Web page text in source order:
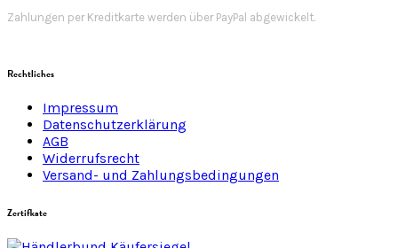
Zahlungen per Kreditkarte werden über PayPal abgewickelt.
Rechtliches
Impressum
Datenschutzerklärung
AGB
Widerrufsrecht
Versand- und Zahlungsbedingungen
Zertifkate